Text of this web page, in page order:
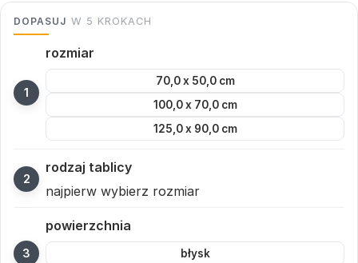
DOPASUJ W 5 KROKACH
rozmiar
70,0 x 50,0 cm
100,0 x 70,0 cm
125,0 x 90,0 cm
rodzaj tablicy
najpierw wybierz rozmiar
powierzchnia
błysk